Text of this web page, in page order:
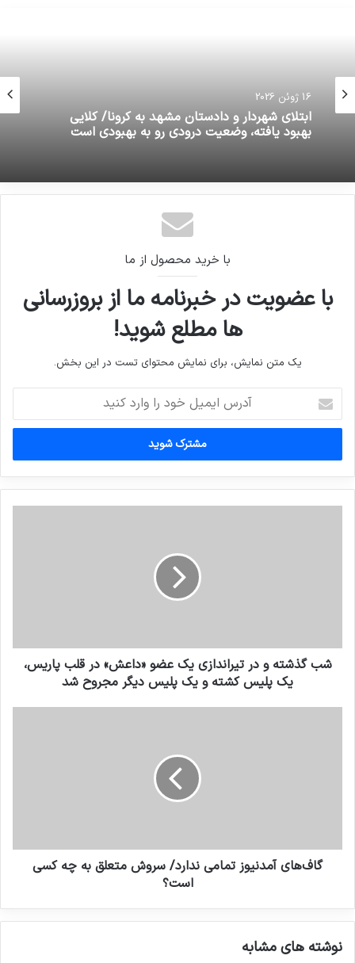
16 ژوئن 2026
ابتلای شهردار و دادستان مشهد به کرونا/ کلایی
بهبود یافته، وضعیت درودی رو به بهبودی است
با خرید محصول از ما
با عضویت در خبرنامه ما از بروزرسانی
ها مطلع شوید!
یک متن نمایش، برای نمایش محتوای تست در این بخش.
ایمیل
خود
وارد
کنید
شب گذشته و در تیراندازی یک عضو «داعش» در قلب پاریس،
یک پلیس کشته و یک پلیس دیگر مجروح شد
گاف‌های آمدنیوز تمامی ندارد/ سروش متعلق به چه کسی
است؟
نوشته های مشابه